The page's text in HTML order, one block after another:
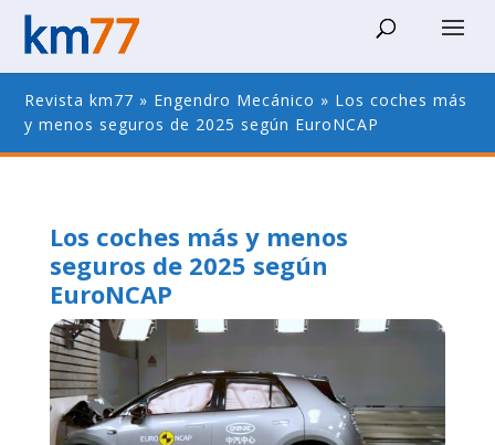
Revista km77 » Engendro Mecánico » Los coches más
y menos seguros de 2025 según EuroNCAP
Los coches más y menos
seguros de 2025 según
EuroNCAP